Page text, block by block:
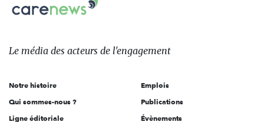
sur:
Le
des
l'engagement
Le média des acteurs de l'engagement
Notre histoire
Qui sommes-nous ?
Ligne éditoriale
Emplois
Publications
Évènements